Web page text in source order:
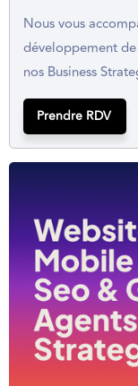
Nous vous
développement
nos Business
Prendre RDV